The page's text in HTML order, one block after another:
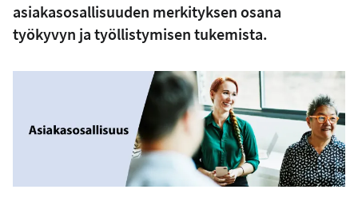
asiakasosallisuuden merkityksen osana
työkyvyn ja työllistymisen tukemista.